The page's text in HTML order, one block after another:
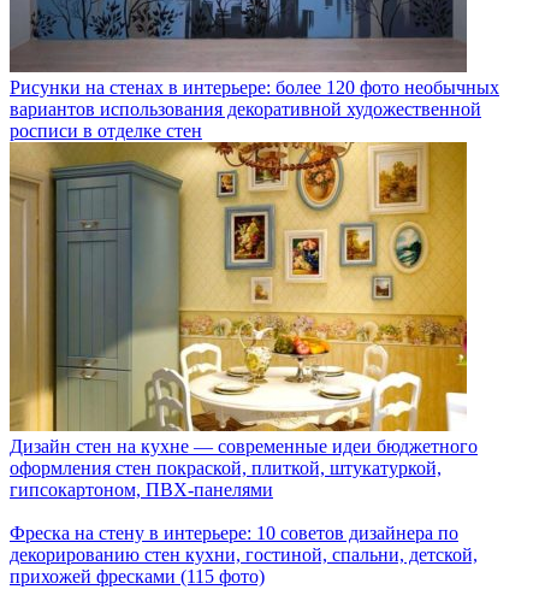
Рисунки на стенах в интерьере: более 120 фото необычных
вариантов использования декоративной художественной
росписи в отделке стен
Дизайн стен на кухне — современные идеи бюджетного
оформления стен покраской, плиткой, штукатуркой,
гипсокартоном, ПВХ-панелями
Фреска на стену в интерьере: 10 советов дизайнера по
декорированию стен кухни, гостиной, спальни, детской,
прихожей фресками (115 фото)